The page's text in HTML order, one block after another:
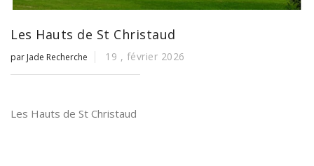
Les Hauts de St Christaud
par Jade Recherche 19 , février 2026
Les Hauts de St Christaud